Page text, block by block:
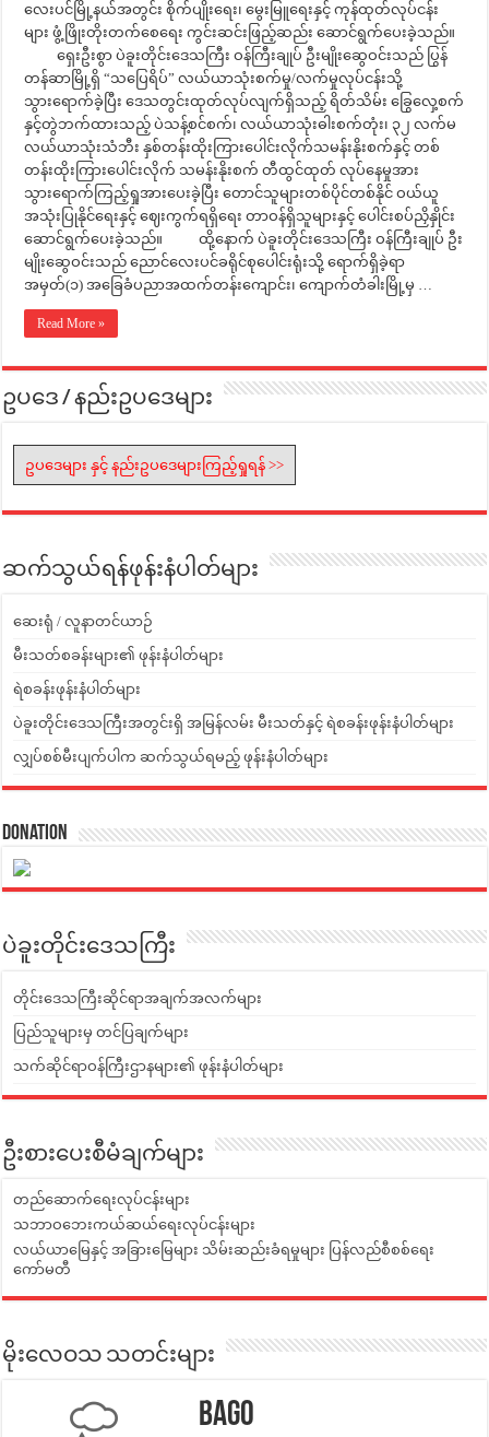
လေးပင်မြို့နယ်အတွင်း စိုက်ပျိုးရေး၊ မွေးမြူရေးနှင့် ကုန်ထုတ်လုပ်ငန်း
များ ဖွံ့ဖြိုးတိုးတက်စေရေး ကွင်းဆင်းဖြည့်ဆည်း ဆောင်ရွက်ပေးခဲ့သည်။
ရှေးဦးစွာ ပဲခူးတိုင်းဒေသကြီး ဝန်ကြီးချုပ် ဦးမျိုးဆွေဝင်းသည် ပြွန်
တန်ဆာမြို့ရှိ “သပြေရိပ်” လယ်ယာသုံးစက်မှု/လက်မှုလုပ်ငန်းသို့
သွားရောက်ခဲ့ပြီး ဒေသတွင်းထုတ်လုပ်လျက်ရှိသည့် ရိတ်သိမ်း ခြွေလှေ့စက်
နှင့်တွဲဘက်ထားသည့် ပဲသန့်စင်စက်၊ လယ်ယာသုံးဓါးစက်တုံး၊ ၃၂ လက်မ
လယ်ယာသုံးသံဘီး နှစ်တန်းထိုးကြားပေါင်းလိုက်သမန်းနိုးစက်နှင့် တစ်
တန်းထိုးကြားပေါင်းလိုက် သမန်းနိုးစက် တီထွင်ထုတ် လုပ်နေမှုအား
သွားရောက်ကြည့်ရှုအားပေးခဲ့ပြီး တောင်သူများတစ်ပိုင်တစ်နိုင် ဝယ်ယူ
အသုံးပြုနိုင်ရေးနှင့် ဈေးကွက်ရရှိရေး တာဝန်ရှိသူများနှင့် ပေါင်းစပ်ညှိနှိုင်း
ဆောင်ရွက်ပေးခဲ့သည်။ ထို့နောက် ပဲခူးတိုင်းဒေသကြီး ဝန်ကြီးချုပ် ဦး
မျိုးဆွေဝင်းသည် ညောင်လေးပင်ခရိုင်စုပေါင်းရုံးသို့ ရောက်ရှိခဲ့ရာ
အမှတ်(၁) အခြေခံပညာအထက်တန်းကျောင်း၊ ကျောက်တံခါးမြို့မှ …
Read More »
ဥပဒေ / နည်းဥပဒေများ
ဥပဒေများ နှင့် နည်းဥပဒေများကြည့်ရှုရန် >>
ဆက်သွယ်ရန်ဖုန်းနံပါတ်များ
ဆေးရုံ / လူနာတင်ယာဉ်
မီးသတ်စခန်းများ၏ ဖုန်းနံပါတ်များ
ရဲစခန်းဖုန်းနံပါတ်များ
ပဲခူးတိုင်းဒေသကြီးအတွင်းရှိ အမြန်လမ်း မီးသတ်နှင့် ရဲစခန်းဖုန်းနံပါတ်များ
လျှပ်စစ်မီးပျက်ပါက ဆက်သွယ်ရမည့် ဖုန်းနံပါတ်များ
Donation
ပဲခူးတိုင်းဒေသကြီး
တိုင်းဒေသကြီးဆိုင်ရာအချက်အလက်များ
ပြည်သူများမှ တင်ပြချက်များ
သက်ဆိုင်ရာဝန်ကြီးဌာနများ၏ ဖုန်းနံပါတ်များ
ဦးစားပေးစီမံချက်များ
တည်ဆောက်ရေးလုပ်ငန်းများ
သဘာဝဘေးကယ်ဆယ်ရေးလုပ်ငန်းများ
လယ်ယာမြေနှင့် အခြားမြေများ သိမ်းဆည်းခံရမှုများ ပြန်လည်စီစစ်ရေး
ကော်မတီ
မိုးလေဝသ သတင်းများ
Bago